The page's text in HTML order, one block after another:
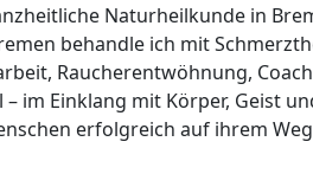
Naturheilkunde in
behandle ich mit
Raucherentwöhnung,
im Einklang mit Körper, Geist
erfolgreich auf ihrem